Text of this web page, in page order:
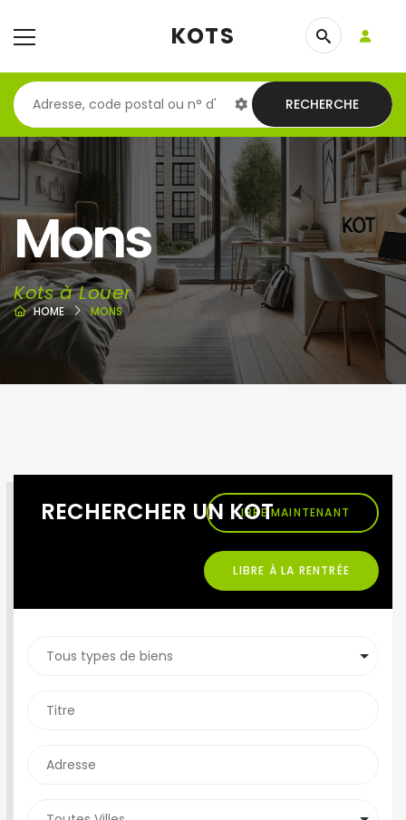
KOTS
RECHERCHE
Mons
Kots à Louer
HOME MONS
RECHERCHER UN KOTLIBRE MAINTENANT
LIBRE À LA RENTRÉE